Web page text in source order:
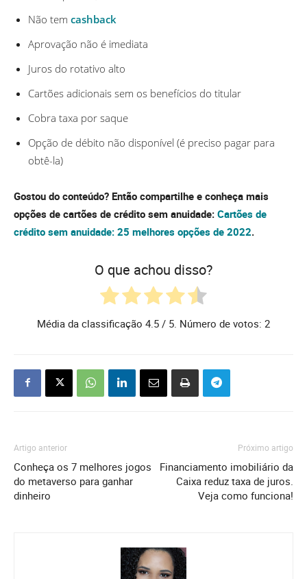
Não tem cashback
Aprovação não é imediata
Juros do rotativo alto
Cartões adicionais sem os benefícios do titular
Cobra taxa por saque
Opção de débito não disponível (é preciso pagar para
obtê-la)
Gostou do conteúdo? Então compartilhe e conheça mais
opções de cartões de crédito sem anuidade: Cartões de
crédito sem anuidade: 25 melhores opções de 2022.
O que achou disso?
Média da classificação 4.5 / 5. Número de votos: 2
Artigo anterior
Conheça os 7 melhores jogos
do metaverso para ganhar
dinheiro
Próximo artigo
Financiamento imobiliário da
Caixa reduz taxa de juros.
Veja como funciona!